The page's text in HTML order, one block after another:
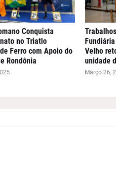
Conquista
no Triatlo
Ferro com Apoio do
Rondônia
Velho
unidade
Março 26,